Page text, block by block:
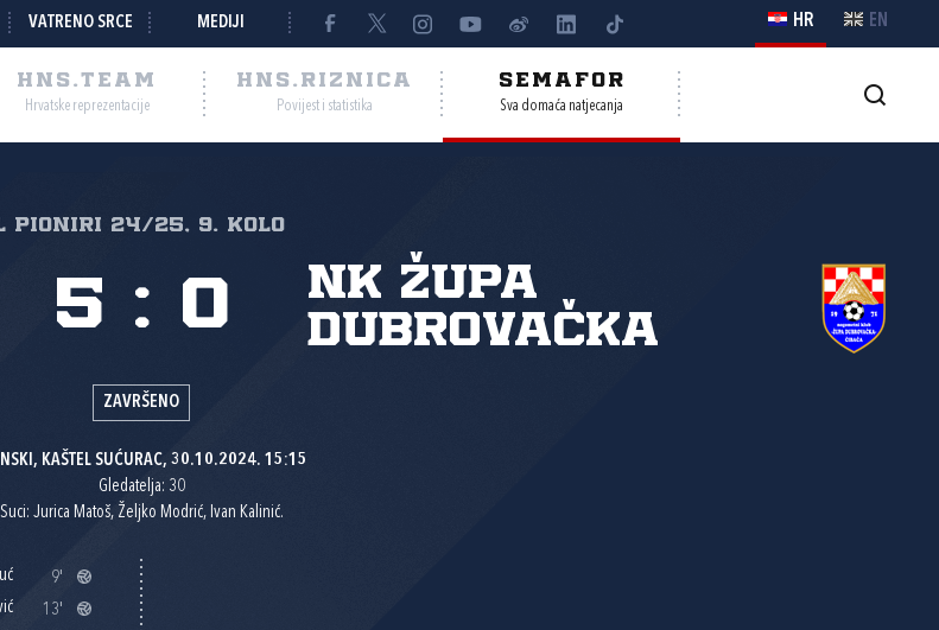
VATRENO SRCE MEDIJI HR EN
HNS.TEAM
Hrvatske reprezentacije
HNS.RIZNICA
Povijest i statistika
SEMAFOR
Sva domaća natjecanja
Pioniri 24/25, 9. kolo
NK Župa
dubrovačka
5 : 0
ZAVRŠENO
KAŠTEL SUĆURAC, 30.10.2024. 15:15
Gledatelja: 30
Suci: Jurica Matoš, Željko Modrić, Ivan Kalinić.
9'
13'